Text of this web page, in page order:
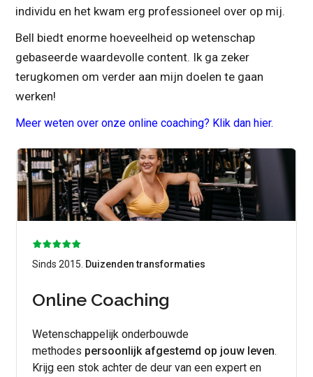
individu en het kwam erg professioneel over op mij.
Bell biedt enorme hoeveelheid op wetenschap
gebaseerde waardevolle content. Ik ga zeker
terugkomen om verder aan mijn doelen te gaan
werken!
Meer weten over onze online coaching? Klik dan hier.
Sinds 2015. Duizenden transformaties
Online Coaching
Wetenschappelijk onderbouwde
methodes persoonlijk afgestemd op jouw leven.
Krijg een stok achter de deur van een expert en